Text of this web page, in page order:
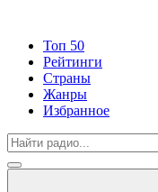
Топ 50
Рейтинги
Страны
Жанры
Избранное